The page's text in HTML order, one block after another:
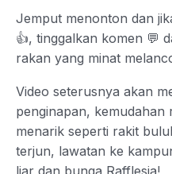
Jemput menonton dan
👍, tinggalkan komen 💬
rakan yang minat
Video seterusnya akan
penginapan, kemudahan
menarik seperti rakit
terjun, lawatan ke
liar dan bunga Rafflesia!